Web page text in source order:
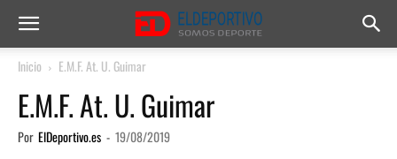
Inicio E.M.F. At. U. Guimar
E.M.F. At. U. Guimar
Por ElDeportivo.es - 19/08/2019